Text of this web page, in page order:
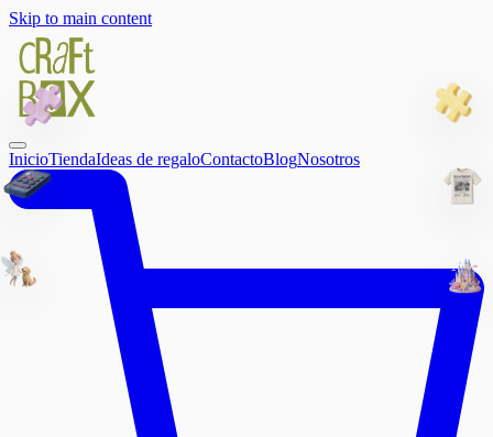
Skip to main content
InicioTiendaIdeas de regaloContactoBlogNosotros